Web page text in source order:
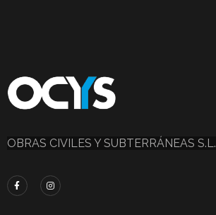
OBRAS CIVILES Y SUBTERRÁNEAS S.L.